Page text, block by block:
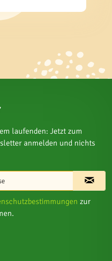
laufenden: Jetzt zum
anmelden und nichts
zur